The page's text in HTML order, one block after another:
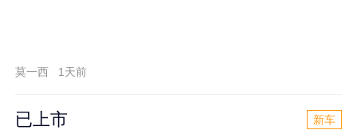
莫一西 1天前
已上市 新车